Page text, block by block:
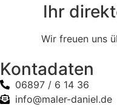
Ihr
Wir freuen uns
Kontadaten
06897 / 6 14 36
info@maler-daniel.de